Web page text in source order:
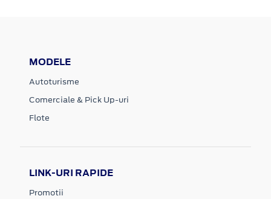
MODELE
Autoturisme
Comerciale & Pick Up-uri
Flote
LINK-URI RAPIDE
Promotii